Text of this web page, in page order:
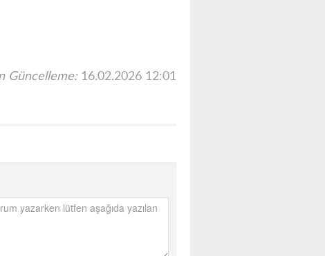
Güncelleme: 16.02.2026 12:01